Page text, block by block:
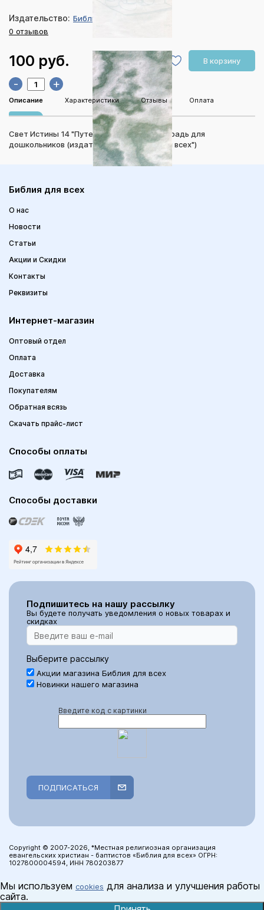
Издательство: Библия для всех
0 отзывов
100 руб. В корзину
- +
Описание Характеристики Отзывы Оплата
Свет Истины 14 "Путешествия Павла" Тетрадь для
дошкольников (издательство "Библия для всех")
Библия для всех
О нас
Новости
Статьи
Акции и Скидки
Контакты
Реквизиты
Интернет-магазин
Оптовый отдел
Оплата
Доставка
Покупателям
Обратная всязь
Скачать прайс-лист
Способы оплаты
Способы доставки
Подпишитесь на нашу рассылку
Вы будете получать уведомления о новых товарах и
скидках
Выберите рассылку
Акции магазина Библия для всех
Новинки нашего магазина
Введите код с картинки
ПОДПИСАТЬСЯ
Copyright © 2007-2026, *Местная религиозная организация
евангельских христиан - баптистов «Библия для всех» ОГРН:
1027800004594, ИНН 780203877
Мы используем cookies для анализа и улучшения работы
сайта.